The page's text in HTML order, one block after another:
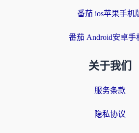
番茄 ios苹果手机
番茄 Android安卓手
关于我们
服务条款
隐私协议